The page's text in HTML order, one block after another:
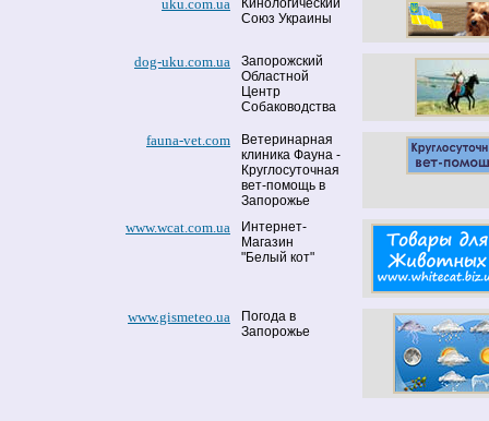
uku.com.ua
Кинологический
Союз Украины
dog-uku.com.ua
Запорожский
Областной
Центр
Собаководства
fauna-vet.com
Ветеринарная
клиника Фауна -
Круглосуточная
вет-помощь в
Запорожье
www.wcat.com.ua
Интернет-
Магазин
"Белый кот"
www.gismeteo.ua
Погода в
Запорожье